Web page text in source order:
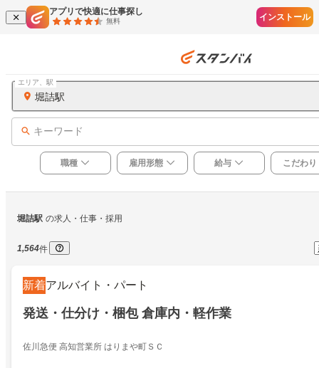
アプリで快適に仕事探し
無料 インストール
堀詰駅
エリア、駅
キーワード
職種 雇用形態 給与 こだわり
堀詰駅 の求人・仕事・採用
1,564件
新着アルバイト・パート
発送・仕分け・梱包 倉庫内・軽作業
佐川急便 高知営業所 はりまや町ＳＣ